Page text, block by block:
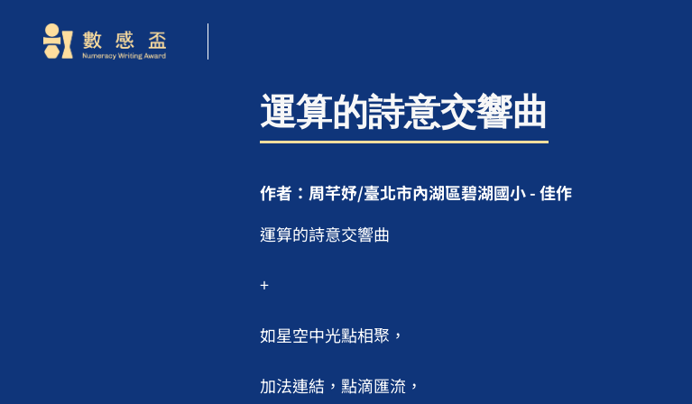
運算的詩意交響曲
作者：周芊妤/臺北市內湖區碧湖國小 - 佳作
運算的詩意交響曲
+
如星空中光點相聚，
加法連結，點滴匯流，